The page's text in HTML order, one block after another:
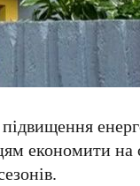
економити на